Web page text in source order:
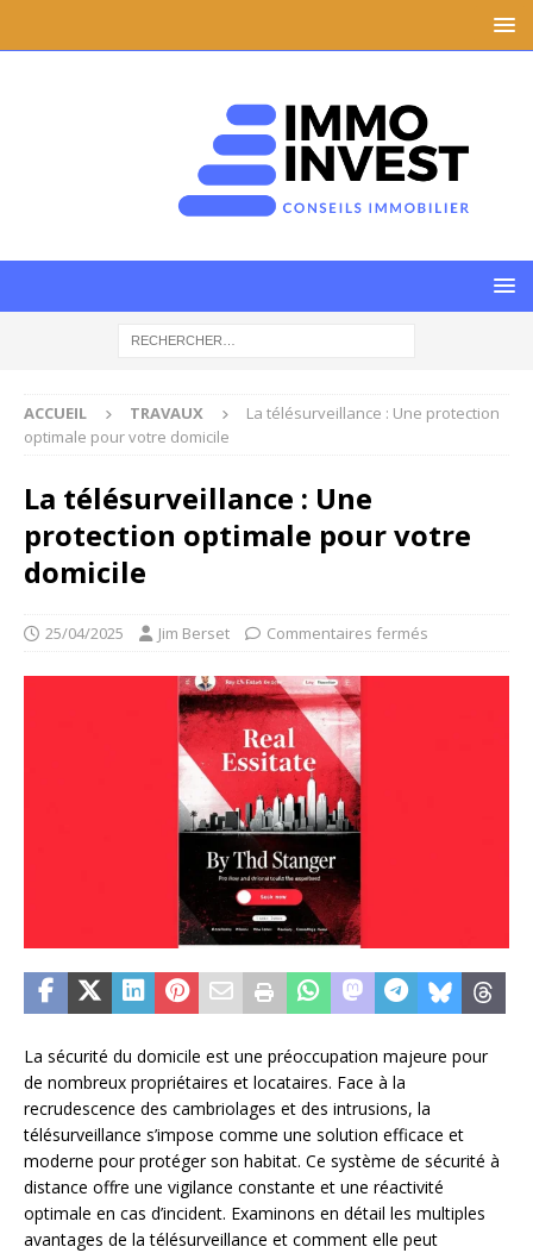
ACCUEIL TRAVAUX
La télésurveillance : Une protection
optimale pour votre domicile
La télésurveillance : Une
protection optimale pour votre
domicile
25/04/2025 Jim Berset Commentaires fermés
La sécurité du domicile est une préoccupation majeure pour
de nombreux propriétaires et locataires. Face à la
recrudescence des cambriolages et des intrusions, la
télésurveillance s’impose comme une solution efficace et
moderne pour protéger son habitat. Ce système de sécurité à
distance offre une vigilance constante et une réactivité
optimale en cas d’incident. Examinons en détail les multiples
avantages de la télésurveillance et comment elle peut